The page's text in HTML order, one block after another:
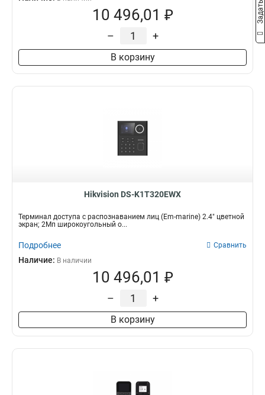
10 496,01 ₽
– +
В корзину
Hikvision DS-K1T320EWX
Терминал доступа с распознаванием лиц (Em-marine) 2.4" цветной
экран; 2Мп широкоугольный о...
Подробнее Сравнить
Наличие: В наличии
10 496,01 ₽
– +
В корзину